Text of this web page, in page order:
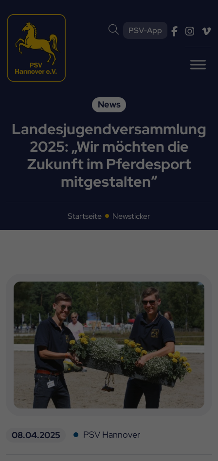
PSV-App
News
Landesjugendversammlung
2025: „Wir möchten die
Zukunft im Pferdesport
mitgestalten“
Startseite Newsticker
08.04.2025 PSV Hannover